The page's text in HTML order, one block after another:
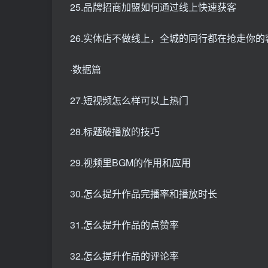
25.品牌招商加盟如何通过线上快速获客
26.实体店不做线上，全城的同行都在抢走你的
·数据篇
27.短视频怎么样可以上热门
28.标题破播放的技巧
29.视频里BGM的作用和应用
30.怎么提升作品完播率和播放时长
31.怎么提升作品的点赞率
32.怎么提升作品的评论率